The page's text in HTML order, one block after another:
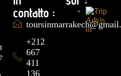
contatto :
+212
667
411
136